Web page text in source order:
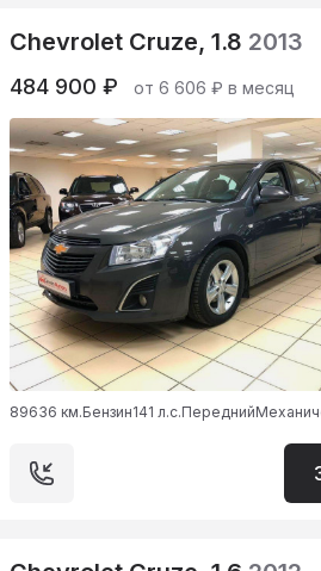
Chevrolet Cruze, 1.8 2013
484 900 ₽ от 6 606 ₽ в месяц
89636 км.Бензин141 л.с.Передний